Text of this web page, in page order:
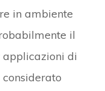
in ambiente
il
di